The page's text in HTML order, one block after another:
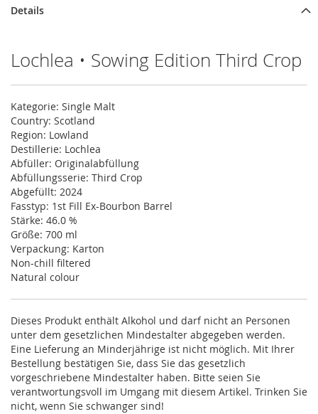
Details
Lochlea • Sowing Edition Third Crop
Kategorie: Single Malt
Country: Scotland
Region: Lowland
Destillerie: Lochlea
Abfüller: Originalabfüllung
Abfüllungsserie: Third Crop
Abgefüllt: 2024
Fasstyp: 1st Fill Ex-Bourbon Barrel
Stärke: 46.0 %
Größe: 700 ml
Verpackung: Karton
Non-chill filtered
Natural colour
Dieses Produkt enthält Alkohol und darf nicht an Personen
unter dem gesetzlichen Mindestalter abgegeben werden.
Eine Lieferung an Minderjährige ist nicht möglich. Mit Ihrer
Bestellung bestätigen Sie, dass Sie das gesetzlich
vorgeschriebene Mindestalter haben. Bitte seien Sie
verantwortungsvoll im Umgang mit diesem Artikel. Trinken Sie
nicht, wenn Sie schwanger sind!